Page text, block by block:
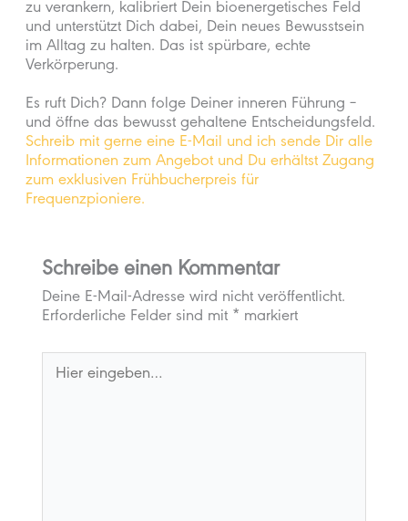
zu verankern, kalibriert Dein bioenergetisches Feld
und unterstützt Dich dabei, Dein neues Bewusstsein
im Alltag zu halten. Das ist spürbare, echte
Verkörperung.
Es ruft Dich? Dann folge Deiner inneren Führung –
und öffne das bewusst gehaltene Entscheidungsfeld.
Schreib mit gerne eine E-Mail und ich sende Dir alle
Informationen zum Angebot und Du erhältst Zugang
zum exklusiven Frühbucherpreis für
Frequenzpioniere.
Schreibe einen Kommentar
Deine E-Mail-Adresse wird nicht veröffentlicht.
Erforderliche Felder sind mit * markiert
eingeben…